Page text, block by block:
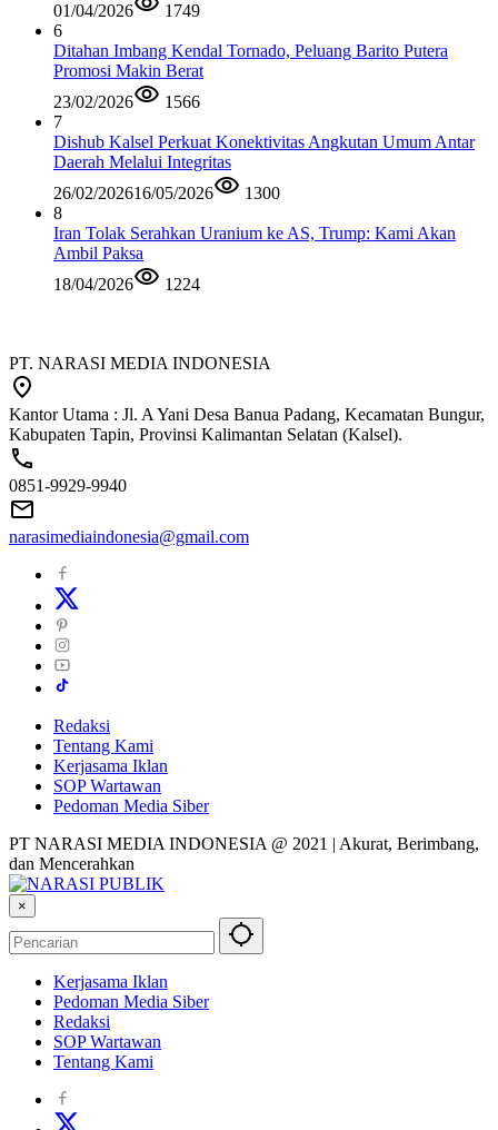
01/04/2026
1749
6
Ditahan Imbang Kendal Tornado, Peluang Barito Putera
Promosi Makin Berat
23/02/2026
1566
7
Dishub Kalsel Perkuat Konektivitas Angkutan Umum Antar
Daerah Melalui Integritas
26/02/202616/05/2026
1300
8
Iran Tolak Serahkan Uranium ke AS, Trump: Kami Akan
Ambil Paksa
18/04/2026
1224
PT. NARASI MEDIA INDONESIA
Kantor Utama : Jl. A Yani Desa Banua Padang, Kecamatan Bungur,
Kabupaten Tapin, Provinsi Kalimantan Selatan (Kalsel).
0851-9929-9940
narasimediaindonesia@gmail.com
Redaksi
Tentang Kami
Kerjasama Iklan
SOP Wartawan
Pedoman Media Siber
PT NARASI MEDIA INDONESIA @ 2021 | Akurat, Berimbang,
dan Mencerahkan
×
Kerjasama Iklan
Pedoman Media Siber
Redaksi
SOP Wartawan
Tentang Kami